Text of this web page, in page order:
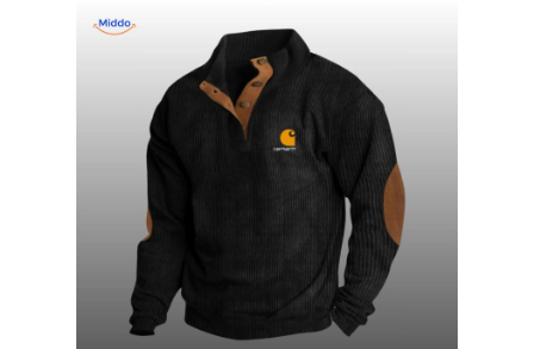
Betaalmogelijkheden
Bestelling herroepen
Ruilen en retourneren
Bestellingen & levering
Algemene voorwaarden
Wij steunen KWF, doe je mee?